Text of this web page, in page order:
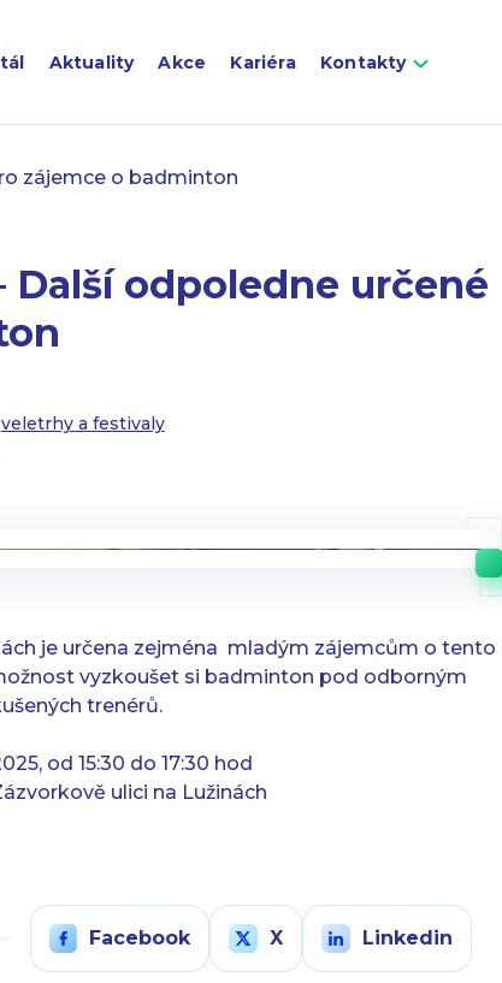
Aktuality Akce Kariéra Kontakty
zájemce o badminton
Další odpoledne určené
veletrhy a festivaly
je určena zejména mladým zájemcům o tento
vyzkoušet si badminton pod odborným
trenérů.
od 15:30 do 17:30 hod
ulici na Lužinách
Facebook X Linkedin